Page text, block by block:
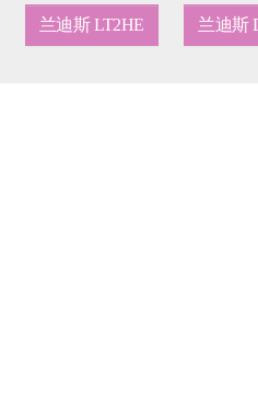
兰迪斯 LT2HE 兰迪斯